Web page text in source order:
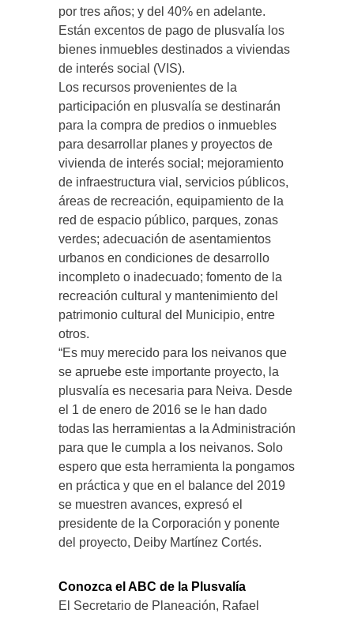
por tres años; y del 40% en adelante.
Están excentos de pago de plusvalía los
bienes inmuebles destinados a viviendas
de interés social (VIS).
Los recursos provenientes de la
participación en plusvalía se destinarán
para la compra de predios o inmuebles
para desarrollar planes y proyectos de
vivienda de interés social; mejoramiento
de infraestructura vial, servicios públicos,
áreas de recreación, equipamiento de la
red de espacio público, parques, zonas
verdes; adecuación de asentamientos
urbanos en condiciones de desarrollo
incompleto o inadecuado; fomento de la
recreación cultural y mantenimiento del
patrimonio cultural del Municipio, entre
otros.
“Es muy merecido para los neivanos que
se apruebe este importante proyecto, la
plusvalía es necesaria para Neiva. Desde
el 1 de enero de 2016 se le han dado
todas las herramientas a la Administración
para que le cumpla a los neivanos. Solo
espero que esta herramienta la pongamos
en práctica y que en el balance del 2019
se muestren avances, expresó el
presidente de la Corporación y ponente
del proyecto, Deiby Martínez Cortés.
Conozca el ABC de la Plusvalía
El Secretario de Planeación, Rafael